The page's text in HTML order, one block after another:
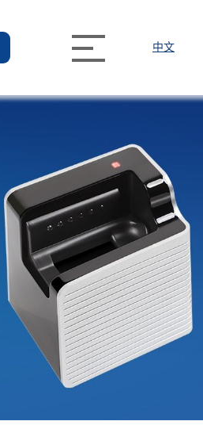
中文